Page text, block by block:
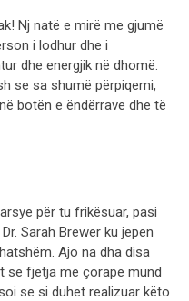
Nj natë e mirë me gjumë
i lodhur dhe i
dhe energjik në dhomë.
se sa shumë përpiqemi,
botën e ëndërrave dhe të
për tu frikësuar, pasi
Sarah Brewer ku jepen
Ajo na dha disa
se fjetja me çorape mund
se si duhet realizuar këto